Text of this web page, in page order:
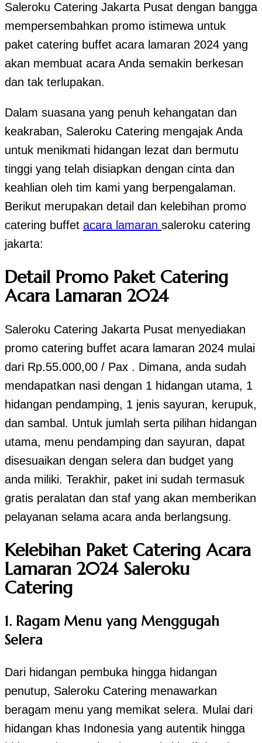
Saleroku Catering Jakarta Pusat dengan bangga
mempersembahkan promo istimewa untuk
paket catering buffet acara lamaran 2024 yang
akan membuat acara Anda semakin berkesan
dan tak terlupakan.
Dalam suasana yang penuh kehangatan dan
keakraban, Saleroku Catering mengajak Anda
untuk menikmati hidangan lezat dan bermutu
tinggi yang telah disiapkan dengan cinta dan
keahlian oleh tim kami yang berpengalaman.
Berikut merupakan detail dan kelebihan promo
catering buffet acara lamaran saleroku catering
jakarta:
Detail Promo Paket Catering
Acara Lamaran 2024
Saleroku Catering Jakarta Pusat menyediakan
promo catering buffet acara lamaran 2024 mulai
dari Rp.55.000,00 / Pax . Dimana, anda sudah
mendapatkan nasi dengan 1 hidangan utama, 1
hidangan pendamping, 1 jenis sayuran, kerupuk,
dan sambal. Untuk jumlah serta pilihan hidangan
utama, menu pendamping dan sayuran, dapat
disesuaikan dengan selera dan budget yang
anda miliki. Terakhir, paket ini sudah termasuk
gratis peralatan dan staf yang akan memberikan
pelayanan selama acara anda berlangsung.
Kelebihan Paket Catering Acara
Lamaran 2024 Saleroku
Catering
1. Ragam Menu yang Menggugah
Selera
Dari hidangan pembuka hingga hidangan
penutup, Saleroku Catering menawarkan
beragam menu yang memikat selera. Mulai dari
hidangan khas Indonesia yang autentik hingga